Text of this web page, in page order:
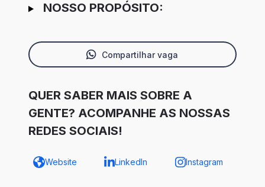
NOSSO PROPÓSITO:
Compartilhar vaga
QUER SABER MAIS SOBRE A
GENTE? ACOMPANHE AS NOSSAS
REDES SOCIAIS!
Website LinkedIn Instagram